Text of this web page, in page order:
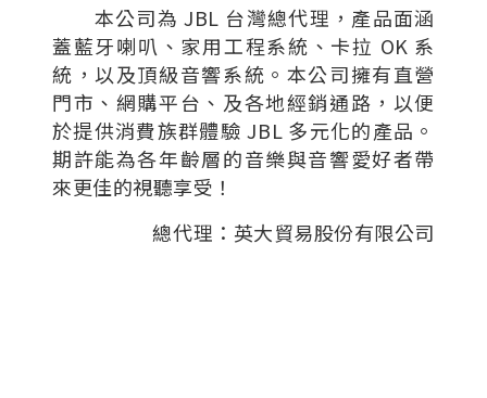
本公司為 JBL 台灣總代理，產品面涵
蓋藍牙喇叭、家用工程系統、卡拉 OK 系
統，以及頂級音響系統。本公司擁有直營
門市、網購平台、及各地經銷通路，以便
於提供消費族群體驗 JBL 多元化的產品。
期許能為各年齡層的音樂與音響愛好者帶
來更佳的視聽享受！
總代理：英大貿易股份有限公司